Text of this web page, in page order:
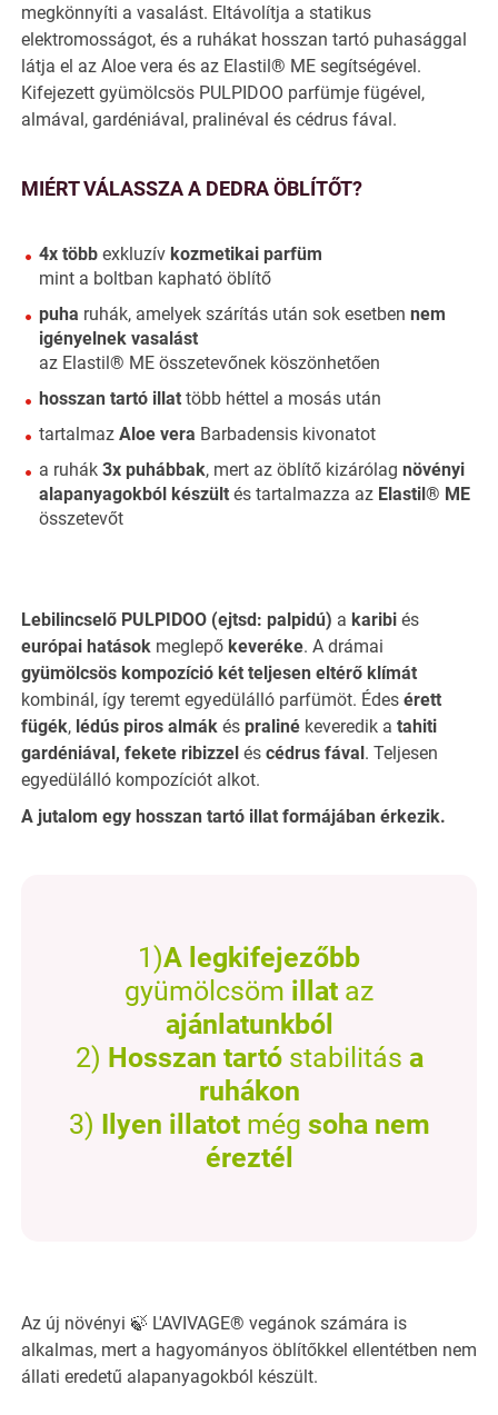
megkönnyíti a vasalást. Eltávolítja a statikus
elektromosságot, és a ruhákat hosszan tartó puhasággal
látja el az Aloe vera és az Elastil® ME segítségével.
Kifejezett gyümölcsös PULPIDOO parfümje fügével,
almával, gardéniával, pralinéval és cédrus fával.
MIÉRT VÁLASSZA A DEDRA ÖBLÍTŐT?
4x több exkluzív kozmetikai parfüm
mint a boltban kapható öblítő
puha ruhák, amelyek szárítás után sok esetben nem
igényelnek vasalást
az Elastil® ME összetevőnek köszönhetően
hosszan tartó illat több héttel a mosás után
tartalmaz Aloe vera Barbadensis kivonatot
a ruhák 3x puhábbak, mert az öblítő kizárólag növényi
alapanyagokból készült és tartalmazza az Elastil® ME
összetevőt
Lebilincselő PULPIDOO (ejtsd: palpidú) a karibi és
európai hatások meglepő keveréke. A drámai
gyümölcsös kompozíció két teljesen eltérő klímát
kombinál, így teremt egyedülálló parfümöt. Édes érett
fügék, lédús piros almák és praliné keveredik a tahiti
gardéniával, fekete ribizzel és cédrus fával . Teljesen
egyedülálló kompozíciót alkot.
A jutalom egy hosszan tartó illat formájában érkezik.
1)A legkifejezőbb
gyümölcsöm illat az
ajánlatunkból
2) Hosszan tartóstabilitás a
ruhákon
3) Ilyen illatotmég soha nem
éreztél
Az új növényi 🍃 L'AVIVAGE® vegánok számára is
alkalmas, mert a hagyományos öblítőkkel ellentétben nem
állati eredetű alapanyagokból készült.